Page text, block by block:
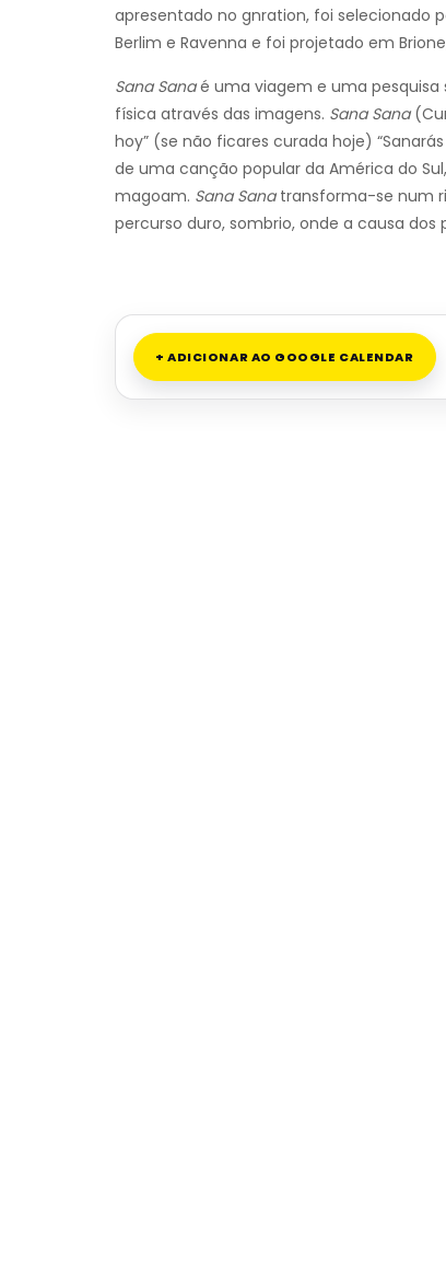
apresentado no gnration, foi selecionado
Berlim e Ravenna e foi projetado em
Sana Sanaé uma viagem e uma pesquisa
física através das imagens. Sana Sana
hoy” (se não ficares curada hoje)
de uma canção popular da América do
magoam. Sana Sanatransforma-se num
percurso duro, sombrio, onde a causa
+ ADICIONAR AO GOOGLE CALENDAR